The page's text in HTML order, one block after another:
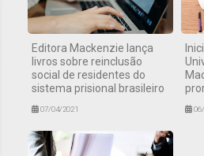
Editora Mackenzie lança
livros sobre reinclusão
social de residentes do
sistema prisional brasileiro
07/04/2021